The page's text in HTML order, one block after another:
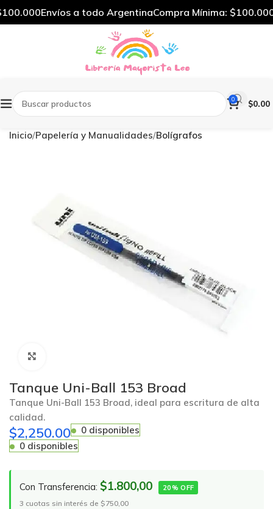
0 $0.00
Inicio Papelería y Manualidades Bolígrafos
Tanque Uni-Ball 153 Broad
Tanque Uni-Ball 153 Broad, ideal para escritura de alta
calidad.
$2,250.00
0 disponibles
0 disponibles
Con Transferencia: $1.800,00 20% OFF
3 cuotas sin interés de $750,00
Envíos a todo ArgentinaCompra Mínima: $100.000